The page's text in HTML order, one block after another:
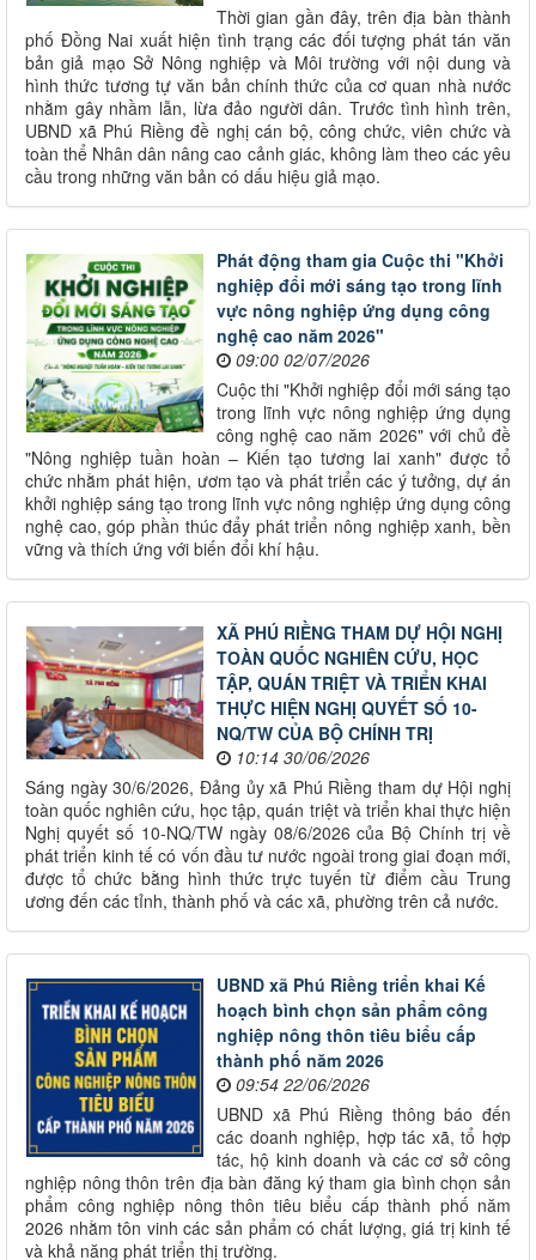
Thời gian gần đây, trên địa bàn thành
phố Đồng Nai xuất hiện tình trạng các đối tượng phát tán văn
bản giả mạo Sở Nông nghiệp và Môi trường với nội dung và
hình thức tương tự văn bản chính thức của cơ quan nhà nước
nhằm gây nhầm lẫn, lừa đảo người dân. Trước tình hình trên,
UBND xã Phú Riềng đề nghị cán bộ, công chức, viên chức và
toàn thể Nhân dân nâng cao cảnh giác, không làm theo các yêu
cầu trong những văn bản có dấu hiệu giả mạo.
Phát động tham gia Cuộc thi "Khởi
nghiệp đổi mới sáng tạo trong lĩnh
vực nông nghiệp ứng dụng công
nghệ cao năm 2026"
09:00 02/07/2026
Cuộc thi "Khởi nghiệp đổi mới sáng tạo
trong lĩnh vực nông nghiệp ứng dụng
công nghệ cao năm 2026" với chủ đề
"Nông nghiệp tuần hoàn – Kiến tạo tương lai xanh" được tổ
chức nhằm phát hiện, ươm tạo và phát triển các ý tưởng, dự án
khởi nghiệp sáng tạo trong lĩnh vực nông nghiệp ứng dụng công
nghệ cao, góp phần thúc đẩy phát triển nông nghiệp xanh, bền
vững và thích ứng với biến đổi khí hậu.
XÃ PHÚ RIỀNG THAM DỰ HỘI NGHỊ
TOÀN QUỐC NGHIÊN CỨU, HỌC
TẬP, QUÁN TRIỆT VÀ TRIỂN KHAI
THỰC HIỆN NGHỊ QUYẾT SỐ 10-
NQ/TW CỦA BỘ CHÍNH TRỊ
10:14 30/06/2026
Sáng ngày 30/6/2026, Đảng ủy xã Phú Riềng tham dự Hội nghị
toàn quốc nghiên cứu, học tập, quán triệt và triển khai thực hiện
Nghị quyết số 10-NQ/TW ngày 08/6/2026 của Bộ Chính trị về
phát triển kinh tế có vốn đầu tư nước ngoài trong giai đoạn mới,
được tổ chức bằng hình thức trực tuyến từ điểm cầu Trung
ương đến các tỉnh, thành phố và các xã, phường trên cả nước.
UBND xã Phú Riềng triển khai Kế
hoạch bình chọn sản phẩm công
nghiệp nông thôn tiêu biểu cấp
thành phố năm 2026
09:54 22/06/2026
UBND xã Phú Riềng thông báo đến
các doanh nghiệp, hợp tác xã, tổ hợp
tác, hộ kinh doanh và các cơ sở công
nghiệp nông thôn trên địa bàn đăng ký tham gia bình chọn sản
phẩm công nghiệp nông thôn tiêu biểu cấp thành phố năm
2026 nhằm tôn vinh các sản phẩm có chất lượng, giá trị kinh tế
và khả năng phát triển thị trường.